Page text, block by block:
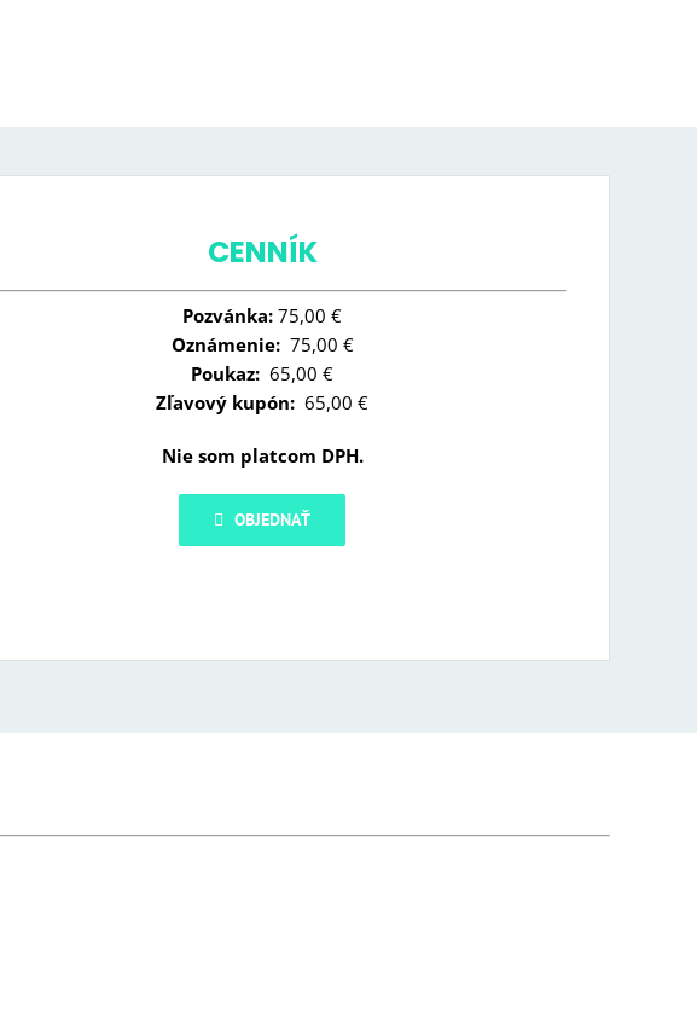
CENNÍK
Pozvánka: 75,00 €
Oznámenie:75,00 €
Poukaz: 65,00 €
Zľavový kupón: 65,00 €
Nie som platcom DPH.
OBJEDNAŤ